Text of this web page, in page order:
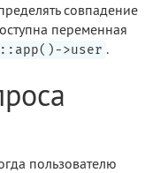
совпадение
переменная
>user .
пользователю